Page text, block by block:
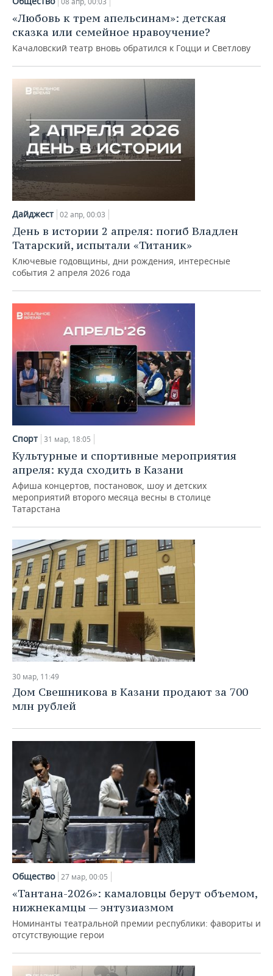
«Любовь к трем апельсинам»: детская
сказка или семейное нравоучение?
Качаловский театр вновь обратился к Гоцци и Светлову
Дайджест 02 апр, 00:03
День в истории 2 апреля: погиб Владлен
Татарский, испытали «Титаник»
Ключевые годовщины, дни рождения, интересные
события 2 апреля 2026 года
Спорт 31 мар, 18:05
Культурные и спортивные мероприятия
апреля: куда сходить в Казани
Афиша концертов, постановок, шоу и детских
мероприятий второго месяца весны в столице
Татарстана
30 мар, 11:49
Дом Свешникова в Казани продают за 700
млн рублей
Общество 27 мар, 00:05
«Тантана-2026»: камаловцы берут объемом,
нижнекамцы — энтузиазмом
Номинанты театральной премии республики: фавориты и
отсутствующие герои